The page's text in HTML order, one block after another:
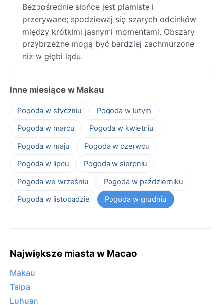
Bezpośrednie słońce jest plamiste i
przerywane; spodziewaj się szarych odcinków
między krótkimi jasnymi momentami. Obszary
przybrzeżne mogą być bardziej zachmurzone
niż w głębi lądu.
Inne miesiące w Makau
Pogoda w styczniu
Pogoda w lutym
Pogoda w marcu
Pogoda w kwietniu
Pogoda w maju
Pogoda w czerwcu
Pogoda w lipcu
Pogoda w sierpniu
Pogoda we wrześniu
Pogoda w październiku
Pogoda w listopadzie
Pogoda w grudniu
Największe miasta w Macao
Makau
Taipa
Luhuan